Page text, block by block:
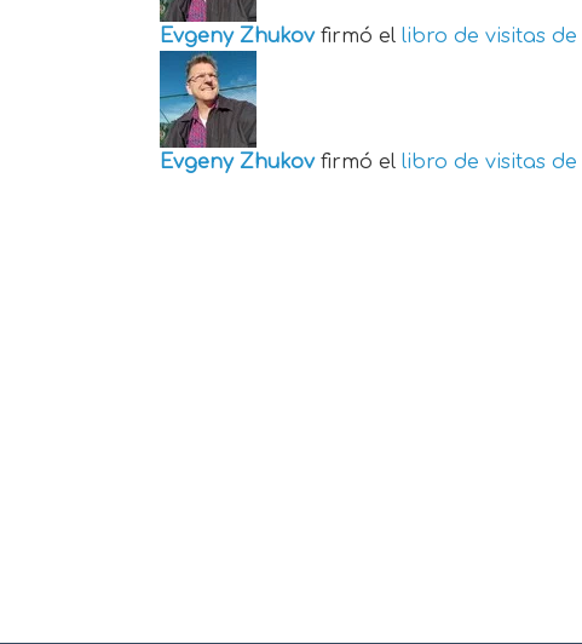
Evgeny Zhukov firmó el libro de visitas de
Evgeny Zhukov firmó el libro de visitas de